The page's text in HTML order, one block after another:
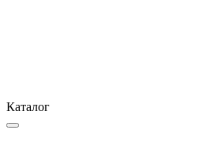
Каталог